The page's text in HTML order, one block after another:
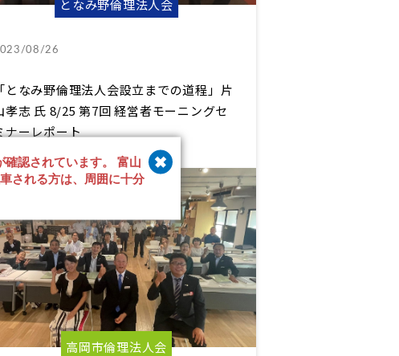
確認されています。 富山
される方は、周囲に十分
となみ野倫理法人会
08/26
「となみ野倫理法人会設立までの道程」片
孝志 氏 8/25 第7回 経営者モーニングセ
ナーレポート
高岡市倫理法人会